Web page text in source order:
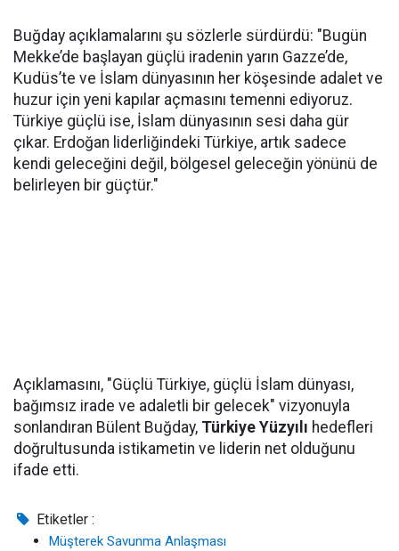
Buğday açıklamalarını şu sözlerle sürdürdü: "Bugün
Mekke’de başlayan güçlü iradenin yarın Gazze’de,
Kudüs’te ve İslam dünyasının her köşesinde adalet ve
huzur için yeni kapılar açmasını temenni ediyoruz.
Türkiye güçlü ise, İslam dünyasının sesi daha gür
çıkar. Erdoğan liderliğindeki Türkiye, artık sadece
kendi geleceğini değil, bölgesel geleceğin yönünü de
belirleyen bir güçtür."
Açıklamasını, "Güçlü Türkiye, güçlü İslam dünyası,
bağımsız irade ve adaletli bir gelecek" vizyonuyla
sonlandıran Bülent Buğday, Türkiye Yüzyılı hedefleri
doğrultusunda istikametin ve liderin net olduğunu
ifade etti.
Etiketler :
Müşterek Savunma Anlaşması